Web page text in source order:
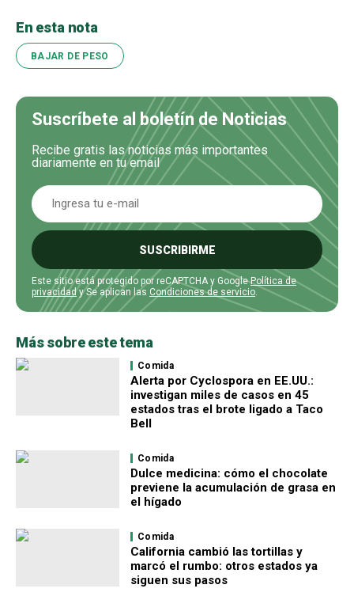
En esta nota
BAJAR DE PESO
Suscríbete al boletín de Noticias
Recibe gratis las noticias más importantes
diariamente en tu email
SUSCRIBIRME
Este sitio está protegido por reCAPTCHA y GooglePolítica de
privacidady Se aplican las Condiciones de servicio.
Más sobre este tema
Comida
Alerta por Cyclospora en EE.UU.:
investigan miles de casos en 45
estados tras el brote ligado a Taco
Bell
Comida
Dulce medicina: cómo el chocolate
previene la acumulación de grasa en
el hígado
Comida
California cambió las tortillas y
marcó el rumbo: otros estados ya
siguen sus pasos